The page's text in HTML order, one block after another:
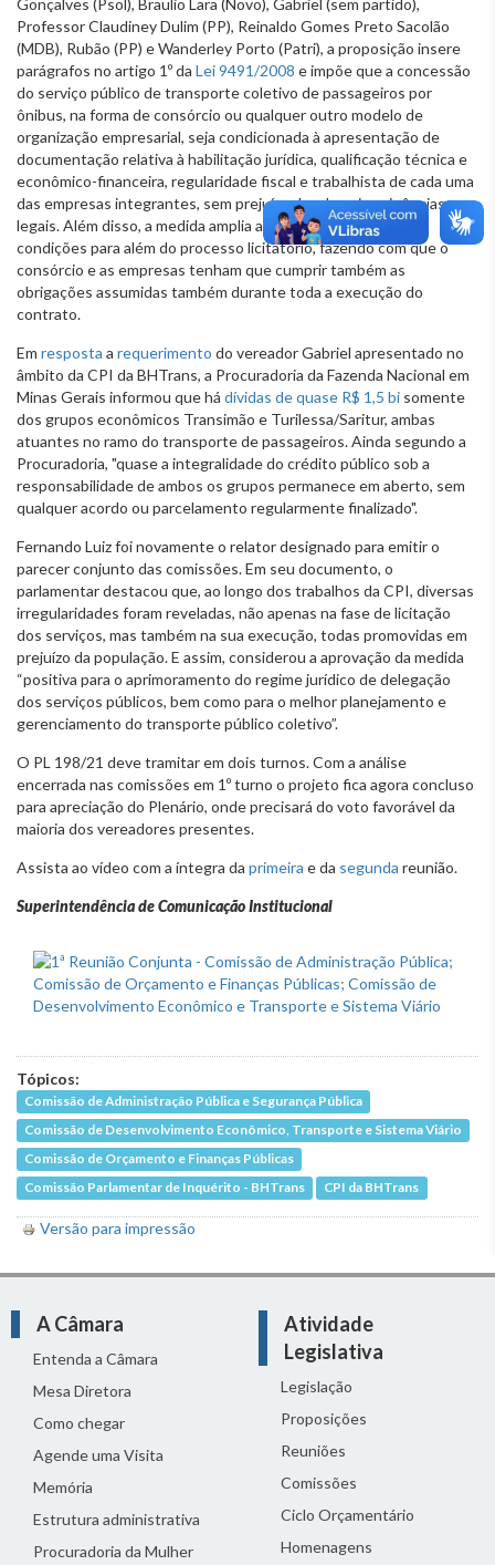
Professor Claudiney Dulim (PP), Reinaldo Gomes Preto Sacolão
(MDB), Rubão (PP) e Wanderley Porto (Patri), a proposição insere
parágrafos no artigo 1º da Lei 9491/2008 e impõe que a concessão
do serviço público de transporte coletivo de passageiros por
ônibus, na forma de consórcio ou qualquer outro modelo de
organização empresarial, seja condicionada à apresentação de
documentação relativa à habilitação jurídica, qualificação técnica e
econômico-financeira, regularidade fiscal e trabalhista de cada uma
das empresas integrantes, sem prejuízo das demais exigências
legais. Além disso, a medida amplia a obrigatoriedade destas
condições para além do processo licitatório, fazendo com que o
consórcio e as empresas tenham que cumprir também as
obrigações assumidas também durante toda a execução do
contrato.
Em resposta a requerimento do vereador Gabriel apresentado no
âmbito da CPI da BHTrans, a Procuradoria da Fazenda Nacional em
Minas Gerais informou que há dívidas de quase R$ 1,5 bi somente
dos grupos econômicos Transimão e Turilessa/Saritur, ambas
atuantes no ramo do transporte de passageiros. Ainda segundo a
Procuradoria, "quase a integralidade do crédito público sob a
responsabilidade de ambos os grupos permanece em aberto, sem
qualquer acordo ou parcelamento regularmente finalizado".
Fernando Luiz foi novamente o relator designado para emitir o
parecer conjunto das comissões. Em seu documento, o
parlamentar destacou que, ao longo dos trabalhos da CPI, diversas
irregularidades foram reveladas, não apenas na fase de licitação
dos serviços, mas também na sua execução, todas promovidas em
prejuízo da população. E assim, considerou a aprovação da medida
“positiva para o aprimoramento do regime jurídico de delegação
dos serviços públicos, bem como para o melhor planejamento e
gerenciamento do transporte público coletivo”.
O PL 198/21 deve tramitar em dois turnos. Com a análise
encerrada nas comissões em 1º turno o projeto fica agora concluso
para apreciação do Plenário, onde precisará do voto favorável da
maioria dos vereadores presentes.
Assista ao vídeo com a íntegra da primeira e da segunda reunião.
Superintendência de Comunicação Institucional
Tópicos:
Comissão de Administração Pública e Segurança Pública
Comissão de Desenvolvimento Econômico, Transporte e Sistema Viário
Comissão de Orçamento e Finanças Públicas
Comissão Parlamentar de Inquérito - BHTrans
CPI da BHTrans
Versão para impressão
A Câmara
Entenda a Câmara
Mesa Diretora
Como chegar
Agende uma Visita
Memória
Estrutura administrativa
Procuradoria da Mulher
Atividade
Legislativa
Legislação
Proposições
Reuniões
Comissões
Ciclo Orçamentário
Homenagens